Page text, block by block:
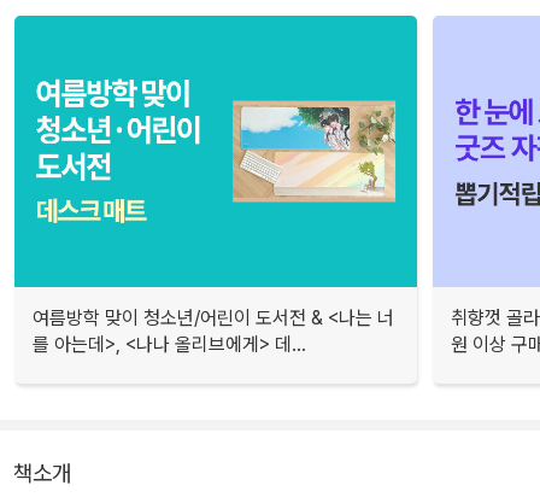
여름방학 맞이 청소년/어린이 도서전 & <나는 너
를 아는데>, <나나 올리브에게> 데...
취향껏 골
원 이상 구
책소개